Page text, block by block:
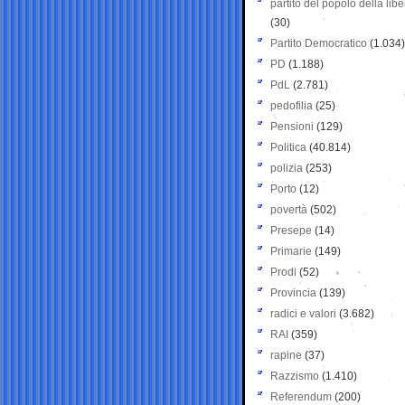
partito del popolo della
(30)
Partito Democratico (1.034)
PD (1.188)
PdL (2.781)
pedofilia (25)
Pensioni (129)
Politica (40.814)
polizia (253)
Porto (12)
povertà (502)
Presepe (14)
Primarie (149)
Prodi (52)
Provincia (139)
radici e valori (3.682)
RAI (359)
rapine (37)
Razzismo (1.410)
Referendum (200)